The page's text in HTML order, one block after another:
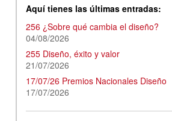
Aquí tienes las últimas entradas:
256 ¿Sobre qué cambia el diseño?
04/08/2026
255 Diseño, éxito y valor
21/07/2026
17/07/26 Premios Nacionales Diseño
17/07/2026